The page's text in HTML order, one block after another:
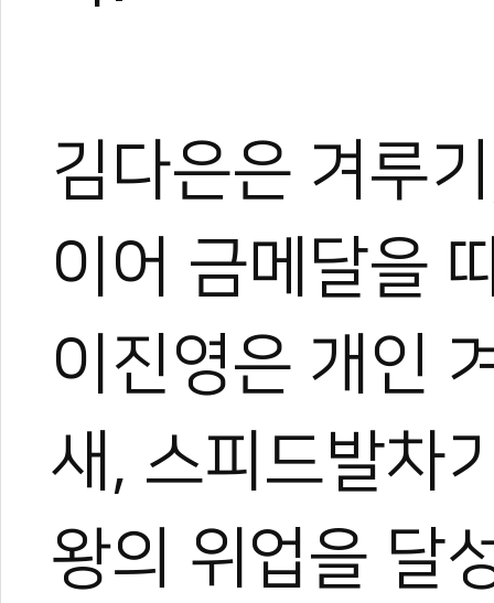
김다은은 겨루
이어 금메달을
이진영은 개인
새, 스피드발차
왕의 위업을 달
#한승룡